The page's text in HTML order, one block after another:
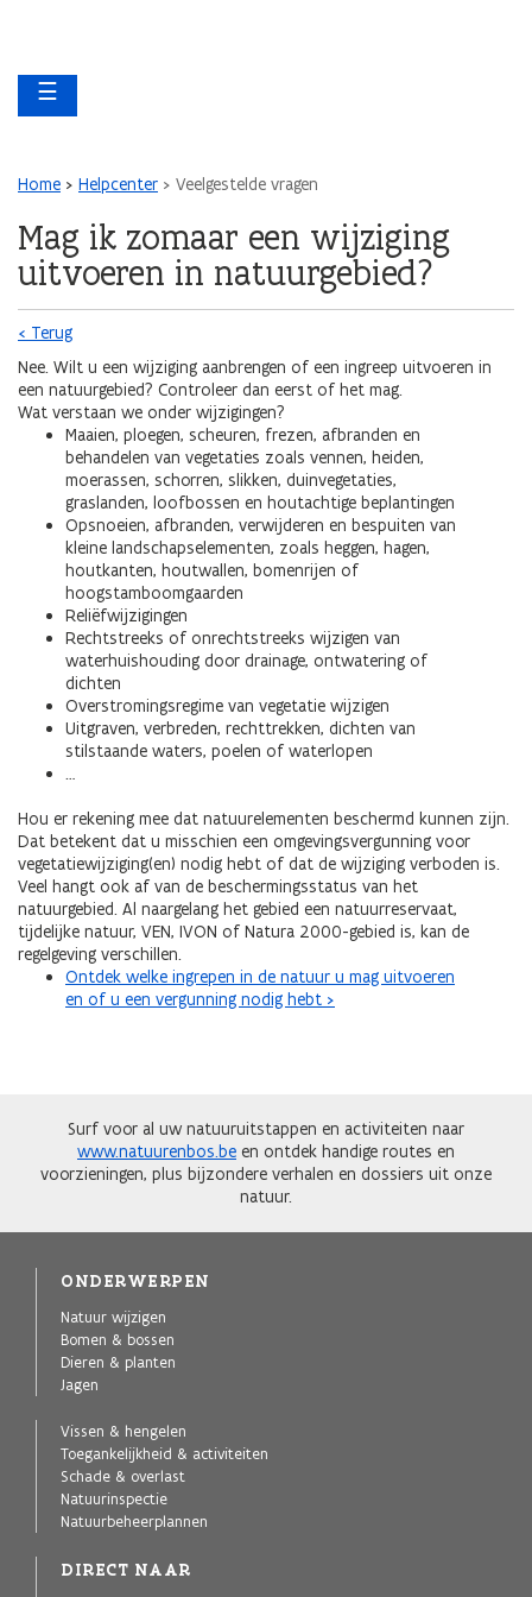
gaan
Main navigation
☰
Kruimelpad
Home Helpcenter Veelgestelde vragen
Mag ik zomaar een wijziging
uitvoeren in natuurgebied?
< Terug
Nee. Wilt u een wijziging aanbrengen of een ingreep uitvoeren in
een natuurgebied? Controleer dan eerst of het mag.
Wat verstaan we onder wijzigingen?
Maaien, ploegen, scheuren, frezen, afbranden en
behandelen van vegetaties zoals vennen, heiden,
moerassen, schorren, slikken, duinvegetaties,
graslanden, loofbossen en houtachtige beplantingen
Opsnoeien, afbranden, verwijderen en bespuiten van
kleine landschapselementen, zoals heggen, hagen,
houtkanten, houtwallen, bomenrijen of
hoogstamboomgaarden
Reliëfwijzigingen
Rechtstreeks of onrechtstreeks wijzigen van
waterhuishouding door drainage, ontwatering of
dichten
Overstromingsregime van vegetatie wijzigen
Uitgraven, verbreden, rechttrekken, dichten van
stilstaande waters, poelen of waterlopen
…
Hou er rekening mee dat natuurelementen beschermd kunnen zijn.
Dat betekent dat u misschien een omgevingsvergunning voor
vegetatiewijziging(en) nodig hebt of dat de wijziging verboden is.
Veel hangt ook af van de beschermingsstatus van het
natuurgebied. Al naargelang het gebied een natuurreservaat,
tijdelijke natuur, VEN, IVON of Natura 2000-gebied is, kan de
regelgeving verschillen.
Ontdek welke ingrepen in de natuur u mag uitvoeren
en of u een vergunning nodig hebt >
Surf voor al uw natuuruitstappen en activiteiten naar
www.natuurenbos.be en ontdek handige routes en
voorzieningen, plus bijzondere verhalen en dossiers uit onze
natuur.
ONDERWERPEN
Natuur wijzigen
Bomen & bossen
Dieren & planten
Jagen
Vissen & hengelen
Toegankelijkheid & activiteiten
Schade & overlast
Natuurinspectie
Natuurbeheerplannen
DIRECT NAAR